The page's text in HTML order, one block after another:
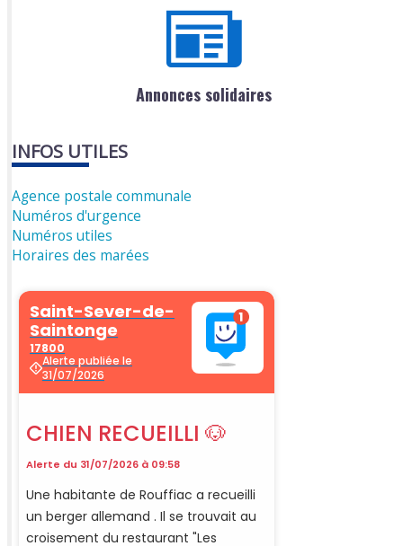
Annonces solidaires
INFOS UTILES
Agence postale communale
Numéros d'urgence
Numéros utiles
Horaires des marées